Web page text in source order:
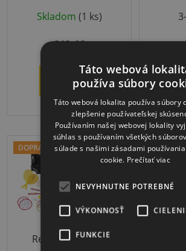
Skladom (1 ks)
€48,18
DETAIL
DOPRAVA ZADARMO
Relaxačný herný
BMI
Táto webová
používa súbory
Táto webová lokalita používa súbory
zlepšenie používateľskej
Používaním našej webovej lokality
súhlas s používaním všetkých
súlade s našimi zásadami
cookie. Prečítať viac
NEVYHNUTNE POTREBNÉ
VÝKONNOSŤ
FUNKCIE